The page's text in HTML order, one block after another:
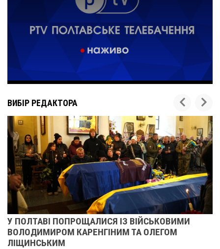
ВИБІР РЕДАКТОРА
У ПОЛТАВІ ПОПРОЩАЛИСЯ ІЗ ВІЙСЬКОВИМИ
ВОЛОДИМИРОМ КАРЕНГІНИМ ТА ОЛЕГОМ
ЛІЩИНСЬКИМ